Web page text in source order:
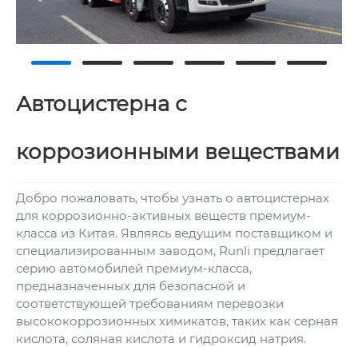
Автоцистерна с
коррозионными веществами
Добро пожаловать, чтобы узнать о автоцистернах
для коррозионно-активных веществ премиум-
класса из Китая. Являясь ведущим поставщиком и
специализированным заводом, Runli предлагает
серию автомобилей премиум-класса,
предназначенных для безопасной и
соответствующей требованиям перевозки
высококоррозионных химикатов, таких как серная
кислота, соляная кислота и гидроксид натрия.